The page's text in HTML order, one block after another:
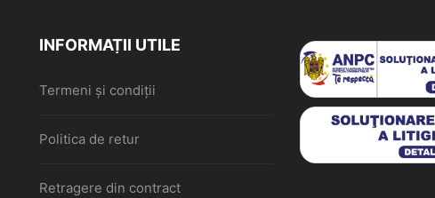
INFORMAȚII UTILE
Termeni și condiții
Politica de retur
Retragere din contract